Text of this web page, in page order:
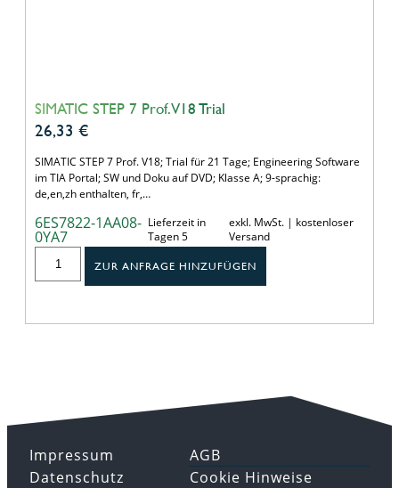
SIMATIC STEP 7 Prof. V18 Trial
26,33 €
SIMATIC STEP 7 Prof. V18; Trial für 21 Tage; Engineering Software
im TIA Portal; SW und Doku auf DVD; Klasse A; 9-sprachig:
de,en,zh enthalten, fr,…
6ES7822-1AA08-
0YA7
Lieferzeit in
Tagen 5
exkl. MwSt. | kostenloser
Versand
ZUR ANFRAGE HINZUFÜGEN
Impressum
Datenschutz
AGB
Cookie Hinweise